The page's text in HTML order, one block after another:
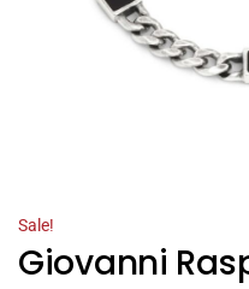
Sale!
Giovanni